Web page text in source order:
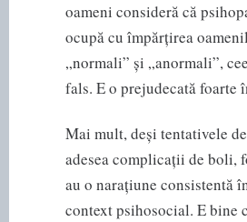
oameni consideră că
ocupă cu împărțirea
„normali” și „anormali”,
fals. E o prejudecată foarte
Mai mult, deși tentativele
adesea complicații de boli,
au o narațiune consistentă
context psihosocial. E bine